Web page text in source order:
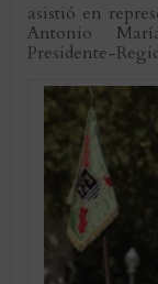
asistió en
Antonio
Presidente-